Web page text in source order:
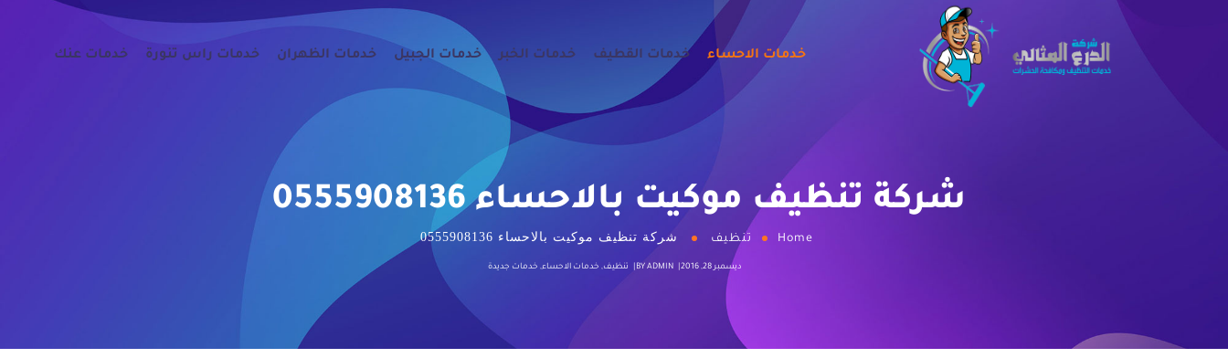
خدمات الاحساء خدمات القطيف خدمات الخبر خدمات الجبيل خدمات الظهران خدمات راس تنورة خدمات عنك
شركة تنظيف موكيت بالاحساء 0555908136
Home تنظيف شركة تنظيف موكيت بالاحساء 0555908136
ديسمبر 28, 2016 BY ADMIN تنظيف, خدمات الاحساء, خدمات جديدة